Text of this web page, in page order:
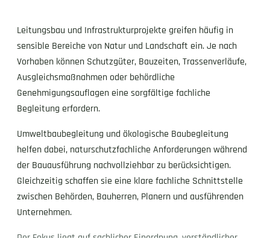
Leitungsbau und Infrastrukturprojekte greifen häufig in
sensible Bereiche von Natur und Landschaft ein. Je nach
Vorhaben können Schutzgüter, Bauzeiten, Trassenverläufe,
Ausgleichsmaßnahmen oder behördliche
Genehmigungsauflagen eine sorgfältige fachliche
Begleitung erfordern.
Umweltbaubegleitung und ökologische Baubegleitung
helfen dabei, naturschutzfachliche Anforderungen während
der Bauausführung nachvollziehbar zu berücksichtigen.
Gleichzeitig schaffen sie eine klare fachliche Schnittstelle
zwischen Behörden, Bauherren, Planern und ausführenden
Unternehmen.